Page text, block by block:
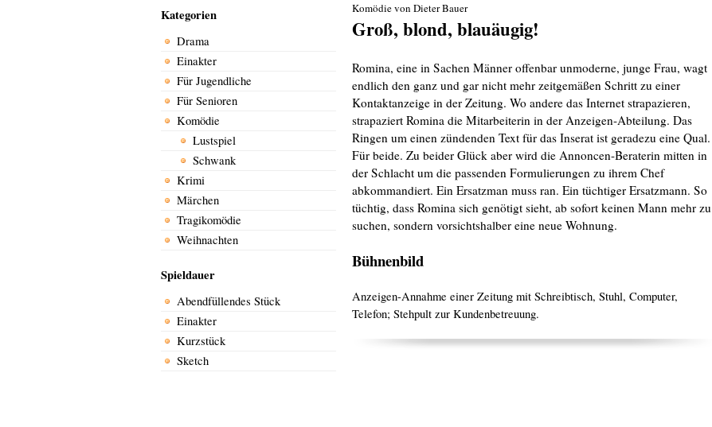
Kategorien
Drama
Einakter
Für Jugendliche
Für Senioren
Komödie
Lustspiel
Schwank
Krimi
Märchen
Tragikomödie
Weihnachten
Spieldauer
Abendfüllendes Stück
Einakter
Kurzstück
Sketch
Komödie von Dieter Bauer
Groß, blond, blauäugig!
Romina, eine in Sachen Männer offenbar unmoderne, junge Frau, wagt
endlich den ganz und gar nicht mehr zeitgemäßen Schritt zu einer
Kontaktanzeige in der Zeitung. Wo andere das Internet strapazieren,
strapaziert Romina die Mitarbeiterin in der Anzeigen-Abteilung. Das
Ringen um einen zündenden Text für das Inserat ist geradezu eine Qual.
Für beide. Zu beider Glück aber wird die Annoncen-Beraterin mitten in
der Schlacht um die passenden Formulierungen zu ihrem Chef
abkommandiert. Ein Ersatzman muss ran. Ein tüchtiger Ersatzmann. So
tüchtig, dass Romina sich genötigt sieht, ab sofort keinen Mann mehr zu
suchen, sondern vorsichtshalber eine neue Wohnung.
Bühnenbild
Anzeigen-Annahme einer Zeitung mit Schreibtisch, Stuhl, Computer,
Telefon; Stehpult zur Kundenbetreuung.